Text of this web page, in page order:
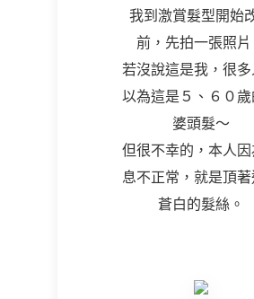
我到激賞髮型開始
前，先拍一張照片
若沒說這是我，很
以為這是５、６０
婆頭髮～
但很不幸的，本人
息不正常，就是頂
蒼白的髮絲。